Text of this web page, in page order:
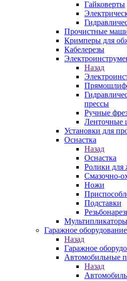
Гайковерты
Прочистные
Кримперы для
Кабелерезы
Назад
прессы
Ручные
Ленточные
Установки для
Оснастка
Назад
Оснастка
Ролики для
Смазочно-
Ножи
Подставки
Мультипликаторы
Гаражное
Назад
Гаражное
Автомобильные
Назад